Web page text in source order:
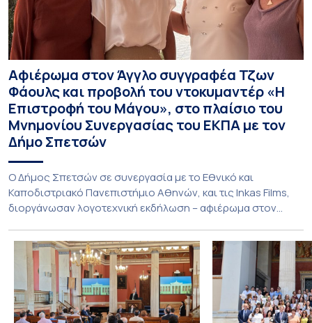
Αφιέρωμα στον Άγγλο συγγραφέα Τζων
Φάουλς και προβολή του ντοκυμαντέρ «Η
Επιστροφή του Μάγου», στο πλαίσιο του
Μνημονίου Συνεργασίας του ΕΚΠΑ με τον
Δήμο Σπετσών
Ο Δήμος Σπετσών σε συνεργασία με το Εθνικό και
Καποδιστριακό Πανεπιστήμιο Αθηνών, και τις Inkas Films,
διοργάνωσαν λογοτεχνική εκδήλωση – αφιέρωμα στον
20ού αιώνα, με την προβολή του ντοκυμαντέρ «Η
επιστροφή του Μάγου». Η εκδήλωση διοργανώθηκε στο
πλαίσιο της συνεργασίας του Δήμου Σπετσών και του
Εθνικού και Καποδιστριακού […]